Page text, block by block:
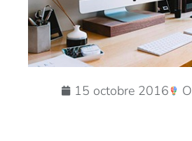
15 octobre 2016